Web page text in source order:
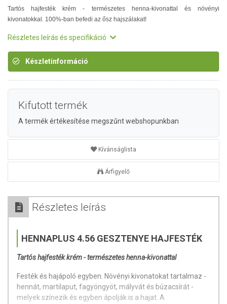
Tartós hajfesték krém - természetes henna-kivonattal és növényi
kivonatokkal. 100%-ban befedi az ősz hajszálakat!
Részletes leírás és specifikáció
Készletinformáció
Kifutott termék
A termék értékesítése megszűnt webshopunkban
Kívánságlista
Árfigyelő
Részletes leírás
HENNAPLUS 4.56 GESZTENYE HAJFESTÉK
Tartós hajfesték krém - természetes henna-kivonattal
Festék és hajápoló egyben. Növényi kivonatokat tartalmaz -
hennát, martilaput, fagyöngyöt, mályvát és búzacsírát -
melyek színezik és egyben ápolják is a hajat. A